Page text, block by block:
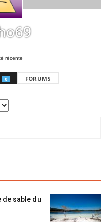
récente
0 FORUMS
de sable du